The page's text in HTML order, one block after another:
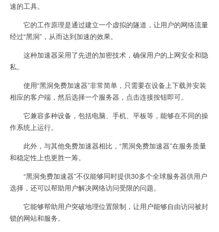
速的工具。
它的工作原理是通过建立一个虚拟的隧道，让用户的网络流量
经过“黑洞”，从而达到加速的效果。
这种加速器采用了先进的加密技术，确保用户的上网安全和隐
私。
使用“黑洞免费加速器”非常简单，只需要在设备上下载并安装
相应的客户端，然后选择一个服务器，点击连接按钮即可。
它兼容多种设备，包括电脑、手机、平板等，能够在不同的操
作系统上运行。
此外，与其他免费加速器相比，“黑洞免费加速器”在服务质量
和稳定性上也更胜一筹。
“黑洞免费加速器”不仅能够同时提供30多个全球服务器供用户
选择，还可以帮助用户解决网络访问受限的问题。
它能够帮助用户突破地理位置限制，让用户能够自由访问被封
锁的网站和服务。